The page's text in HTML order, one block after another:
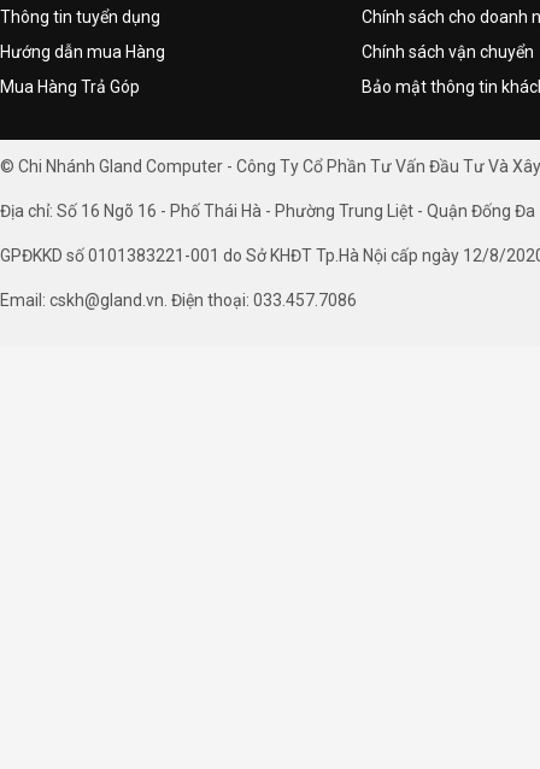
Thông tin tuyển dụng
Hướng dẫn mua Hàng
Mua Hàng Trả Góp
Chính sách cho doanh
Chính sách vận chuyển
Bảo mật thông tin
© Chi Nhánh Gland Computer - Công Ty Cổ Phần Tư Vấn Đầu Tư Và
Địa chỉ: Số 16 Ngõ 16 - Phố Thái Hà - Phường Trung Liệt - Quận Đống Đa
GPĐKKD số 0101383221-001 do Sở KHĐT Tp.Hà Nội cấp ngày 12/8/
Email: cskh@gland.vn. Điện thoại: 033.457.7086